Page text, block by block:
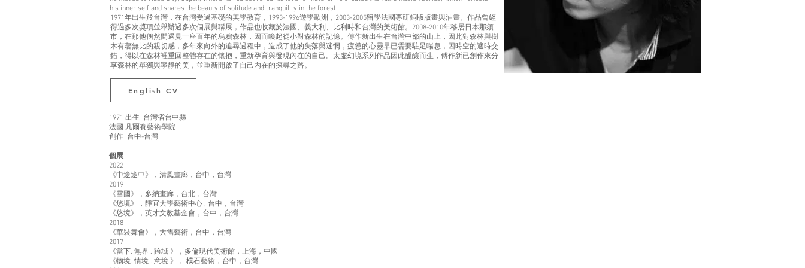
his inner self and shares the beauty of solitude and tranquility in the forest.
1971年出生於台灣，在台灣受過基礎的美學教育，1993-1996遊學歐洲，2003-2005留學法國專研銅版版畫與油畫。作品曾經
得過多次獎項並舉辦過多次個展與聯展，作品也收藏於法國、義大利、比利時和台灣的美術館。2008-2010年移居日本那須
市，在那他偶然間遇見一座百年的烏鴉森林，因而喚起從小對森林的記憶。傅作新出生在台灣中部的山上，因此對森林與樹
木有著無比的親切感，多年來向外的追尋過程中，造成了他的失落與迷惘，疲憊的心靈早已需要駐足喘息，因時空的適時交
錯，得以在森林裡重回整體存在的懷抱，重新孕育與發現內在的自己。太虛幻境系列作品因此醞釀而生，傅作新已創作來分
享森林的單獨與寧靜的美，並重新開啟了自己內在的探尋之路。
English CV
1971 出生 台灣省台中縣
法國 凡爾賽藝術學院
創作 台中-台灣
個展
2022
《中途途中》，清風畫廊，台中，台灣
2019
《雪國》，多納畫廊，台北，台灣
《悠境》，靜宜大學藝術中心 , 台中，台灣
《悠境》，英才文教基金會，台中，台灣
2018
《華裝舞會》，大雋藝術，台中，台灣
2017
《當下. 無界 . 跨域 》，多倫現代美術館，上海，中國
《物境. 情境 . 意境 》， 樸石藝術，台中，台灣